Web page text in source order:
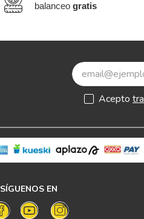
balanceogratis
Acepto
SÍGUENOS EN